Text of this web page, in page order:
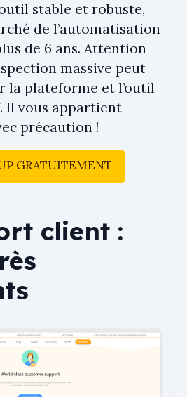
stable et robuste,
de l’automatisation
de 6 ans. Attention
massive peut
la plateforme et l’outil
Il vous appartient
précaution !
GRATUITEMENT
client :